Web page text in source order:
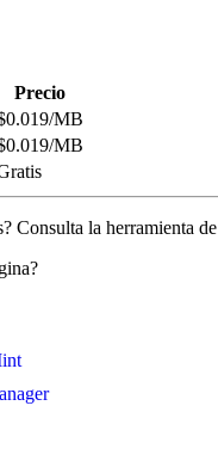
Precio
MB
MB
Consulta la herramienta de